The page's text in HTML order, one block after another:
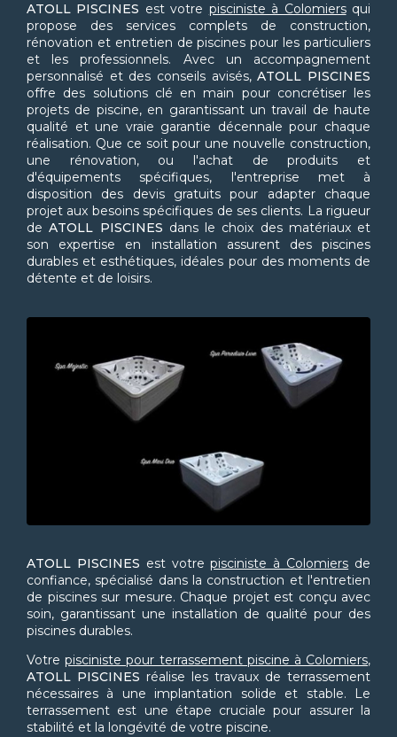
ATOLL PISCINES est votre pisciniste à Colomiersqui
propose des services complets de construction,
rénovation et entretien de piscines pour les particuliers
et les professionnels. Avec un accompagnement
personnalisé et des conseils avisés,ATOLL PISCINES
offre des solutions clé en main pour concrétiser les
projets de piscine, en garantissant un travail de haute
qualité et une vraie garantie décennale pour chaque
réalisation. Que ce soit pour une nouvelle construction,
une rénovation, ou l'achat de produits et
d'équipements spécifiques, l'entreprise met à
disposition des devis gratuits pour adapter chaque
projet aux besoins spécifiques de ses clients. La rigueur
deATOLL PISCINES dans le choix des matériaux et
son expertise en installation assurent des piscines
durables et esthétiques, idéales pour des moments de
détente et de loisirs.
ATOLL PISCINES est votrepisciniste à Colomiers de
confiance, spécialisé dans la construction et l'entretien
de piscines sur mesure. Chaque projet est conçu avec
soin, garantissant une installation de qualité pour des
piscines durables.
Votrepisciniste pour terrassement piscine à Colomiers,
ATOLL PISCINES réalise les travaux de terrassement
nécessaires à une implantation solide et stable. Le
terrassement est une étape cruciale pour assurer la
stabilité et la longévité de votre piscine.